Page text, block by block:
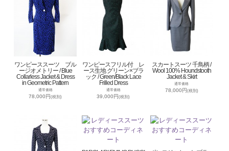
ワンピーススーツ ブル
ージオメトリー / Blue
Collarless Jacket & Dress
in Geometric Pattern
通常価格
78,000円(税別)
ワンピースフリル付 レ
ース生地 グリーン×ブラ
ック / Green/Black Lace
Frilled Dress
通常価格
39,000円(税別)
スカートスーツ 千鳥柄 /
Wool 100% Houndstooth
Jacket & Skirt
通常価格
78,000円(税別)